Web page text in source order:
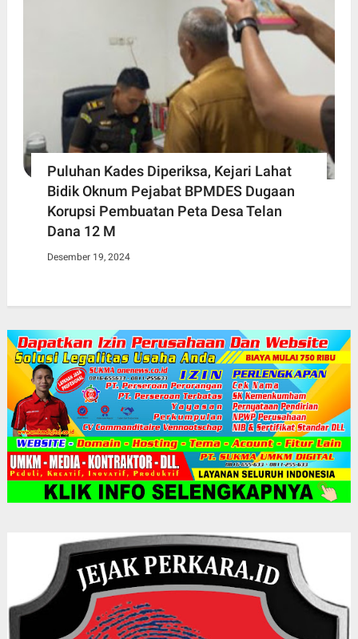
Puluhan Kades Diperiksa, Kejari Lahat
Bidik Oknum Pejabat BPMDES Dugaan
Korupsi Pembuatan Peta Desa Telan
Dana 12 M
Desember 19, 2024